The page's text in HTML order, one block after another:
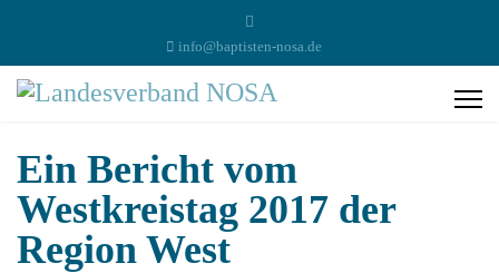
info@baptisten-nosa.de
Ein Bericht vom
Westkreistag 2017 der
Region West